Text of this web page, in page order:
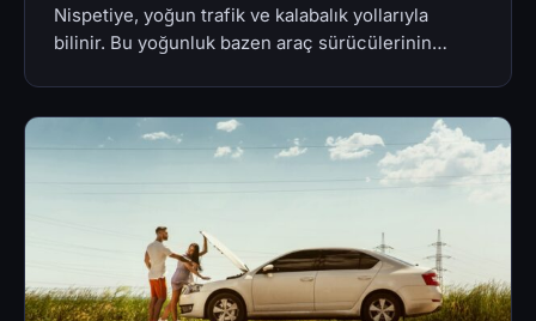
Nispetiye, yoğun trafik ve kalabalık yollarıyla
bilinir. Bu yoğunluk bazen araç sürücülerinin…